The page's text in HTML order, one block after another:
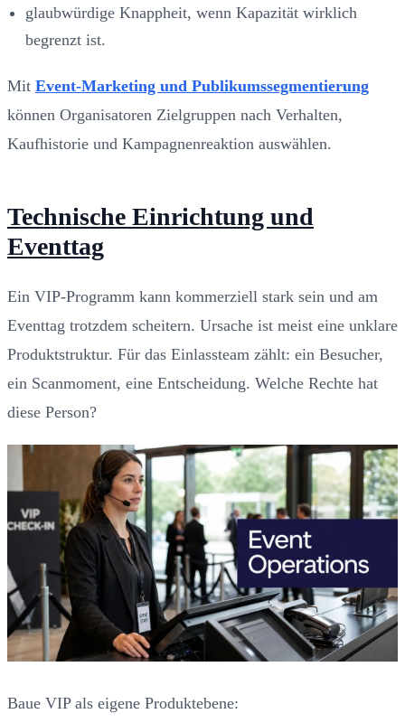
glaubwürdige Knappheit, wenn Kapazität wirklich
begrenzt ist.
Mit Event-Marketing und Publikumssegmentierung
können Organisatoren Zielgruppen nach Verhalten,
Kaufhistorie und Kampagnenreaktion auswählen.
Technische Einrichtung und
Eventtag
Ein VIP-Programm kann kommerziell stark sein und am
Eventtag trotzdem scheitern. Ursache ist meist eine unklare
Produktstruktur. Für das Einlassteam zählt: ein Besucher,
ein Scanmoment, eine Entscheidung. Welche Rechte hat
diese Person?
Baue VIP als eigene Produktebene: